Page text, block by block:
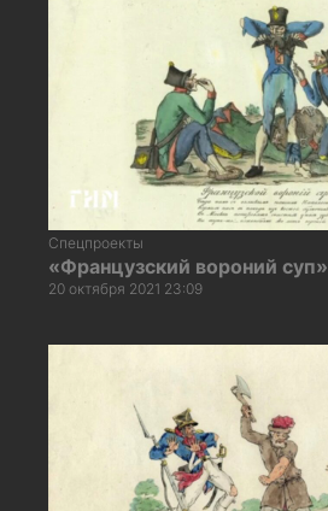
Спецпроекты
«Французский вороний суп»
20 октября 2021 23:09